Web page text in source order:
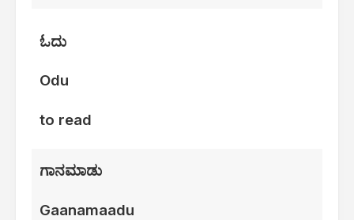
ಓದು
Odu
to read
ಗಾನಮಾಡು
Gaanamaadu